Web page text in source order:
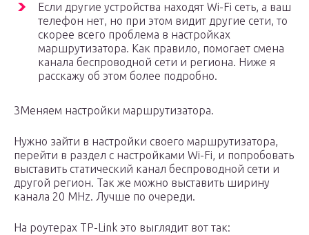
Если другие устройства находят Wi-Fi сеть, а ваш
телефон нет, но при этом видит другие сети, то
скорее всего проблема в настройках
маршрутизатора. Как правило, помогает смена
канала беспроводной сети и региона. Ниже я
расскажу об этом более подробно.
3Меняем настройки маршрутизатора.
Нужно зайти в настройки своего маршрутизатора,
перейти в раздел с настройками Wi-Fi, и попробовать
выставить статический канал беспроводной сети и
другой регион. Так же можно выставить ширину
канала 20 MHz. Лучше по очереди.
На роутерах TP-Link это выглядит вот так: